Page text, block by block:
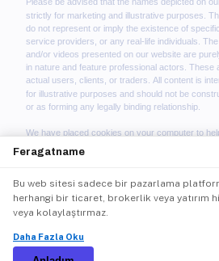
©2026immediate-trader. Tüm
By continuing to use our website,
of cookies. See our
information.
Accept
Feragatname
Bu web sitesi sadece bir pazarlama
herhangi bir ticaret, brokerlik veya yatırım
veya kolaylaştırmaz.
Daha Fazla Oku